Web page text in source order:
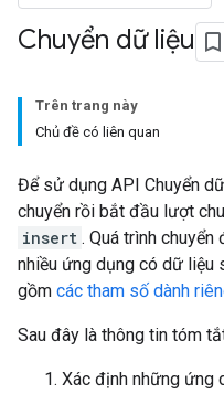
Chuyển dữ liệu
Trên trang này
Chủ đề có liên quan
Để sử dụng API Chuyển
chuyển rồi bắt đầu lượt
insert . Quá trình
nhiều ứng dụng có dữ liệu
gồm các tham số dành
Sau đây là thông tin tóm
Xác định những ứng